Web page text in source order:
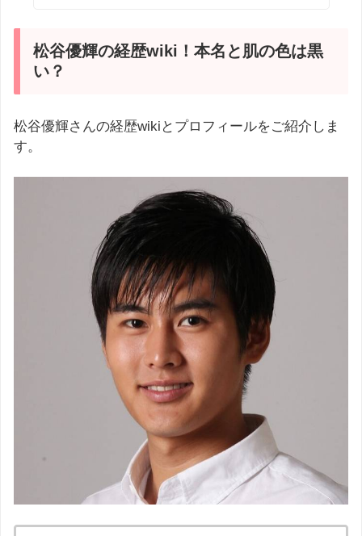
松谷優輝の経歴wiki！本名と肌の色は黒
い？
松谷優輝さんの経歴wikiとプロフィールをご紹介しま
す。